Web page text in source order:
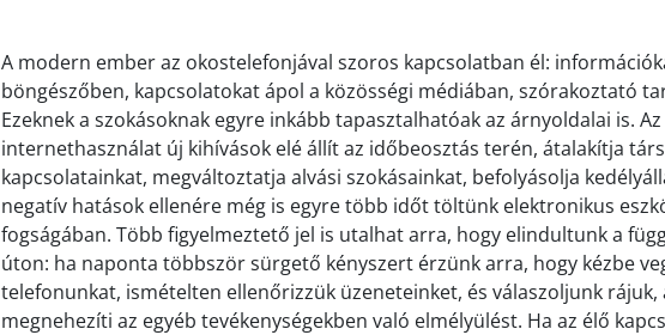
A modern ember az okostelefonjával szoros kapcsolatban él:
böngészőben, kapcsolatokat ápol a közösségi médiában, szórakoztató
Ezeknek a szokásoknak egyre inkább tapasztalhatóak az árnyoldalai is. Az
internethasználat új kihívások elé állít az időbeosztás terén, átalakítja
kapcsolatainkat, megváltoztatja alvási szokásainkat, befolyásolja
negatív hatások ellenére még is egyre több időt töltünk elektronikus
fogságában. Több figyelmeztető jel is utalhat arra, hogy elindultunk a
úton: ha naponta többször sürgető kényszert érzünk arra, hogy kézbe
telefonunkat, ismételten ellenőrizzük üzeneteinket, és válaszoljunk rájuk,
megnehezíti az egyéb tevékenységekben való elmélyülést. Ha az élő